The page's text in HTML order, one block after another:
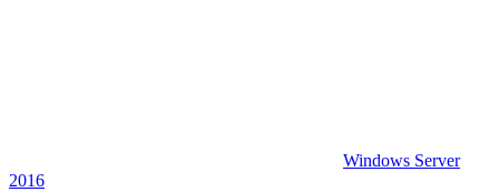
Windows Server
2016